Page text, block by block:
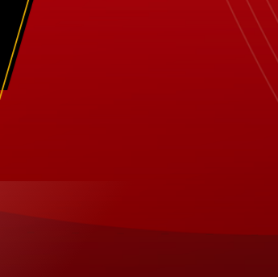
2025/2026年度
道德委員會第二
會議 (20260706)